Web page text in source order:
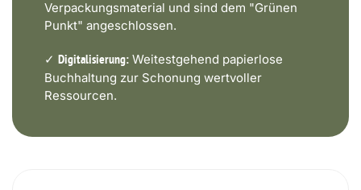
Verpackungsmaterial und sind dem "Grünen
Punkt" angeschlossen.
✓ Digitalisierung: Weitestgehend papierlose
Buchhaltung zur Schonung wertvoller
Ressourcen.